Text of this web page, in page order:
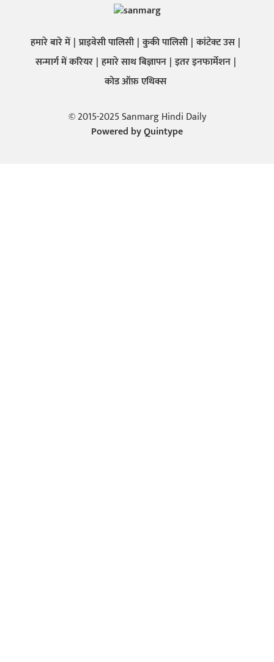
हमारे बारे में प्राइवेसी पालिसी कुकी पालिसी कांटेक्ट उस
सन्मार्ग में करियर हमारे साथ बिज्ञापन इतर इनफार्मेशन
कोड ऑफ़ एथिक्स
© 2015-2025 Sanmarg Hindi Daily
Powered byQuintype